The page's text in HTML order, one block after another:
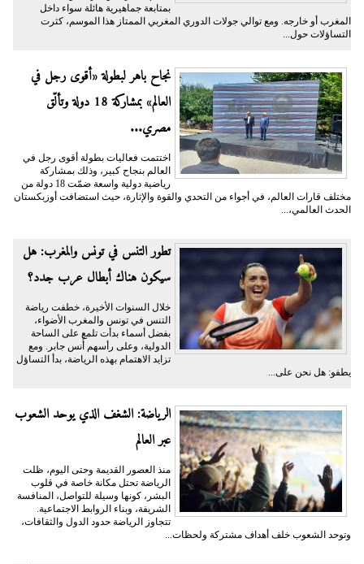
بمتابعة جماهيرية هائلة سواء داخل
المغرب أو خارجه. ومع توالي جولات الدوري المغربي الممتاز هذا الموسم، كثرت
التساؤلات حول...
نجاح باهر لبطولة «أقوى رجل في
العالم» بمشاركة 18 دولة وتألّق
مصري...
اختتمت فعاليات بطولة أقوى رجل في
العالم بنجاح كبير، وذلك بمشاركة
رياضية دولية واسعة ضمّت 18 دولة من
مختلف قارات العالم، في أجواء من التحدي والقوة والإثارة، حيث استضافت أوزبكستان
الحدث العالمي،...
تطور التنس في تونس والمغرب: هل
سيكون هناك أبطال عرب جدد؟
خلال السنوات الأخيرة، خطفت رياضة
التنس في تونس والمغرب الأضواء،
بفضل أسماء بدأت تلمع على الساحة
الدولية، وعلى رأسهم أُنس جابر. ومع
تزايد الاهتمام بهذه الرياضة، بدأ التساؤل
يطفو: هل نحن على...
الرياضة: الشغف الذي يوحد الشعوب
عبر العالم
منذ العصور القديمة وحتى اليوم، ظلت
الرياضة تحتل مكانة خاصة في قلوب
البشر، كونها وسيلة للتواصل، المنافسة
الشريفة، وبناء الروابط الاجتماعية.
تتجاوز الرياضة حدود الدول والثقافات،
وتوحد الشعوب خلف أهداف مشتركة ولحظات...